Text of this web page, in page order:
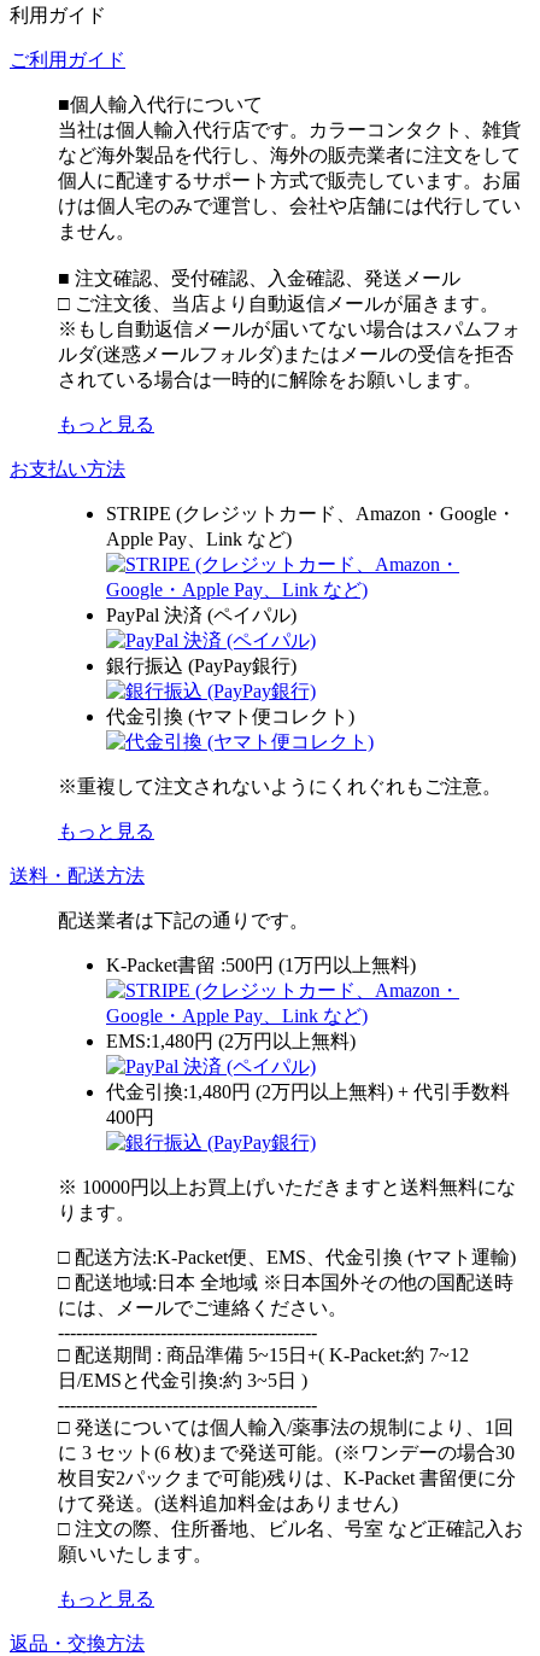
利用ガイド
ご利用ガイド
■個人輸入代行について
当社は個人輸入代行店です。カラーコンタクト、雑貨
など海外製品を代行し、海外の販売業者に注文をして
個人に配達するサポート方式で販売しています。お届
けは個人宅のみで運営し、会社や店舗には代行してい
ません。
■ 注文確認、受付確認、入金確認、発送メール
□ ご注文後、当店より自動返信メールが届きます。
※もし自動返信メールが届いてない場合はスパムフォ
ルダ(迷惑メールフォルダ)またはメールの受信を拒否
されている場合は一時的に解除をお願いします。
もっと見る
お支払い方法
STRIPE (クレジットカード、Amazon・Google・
Apple Pay、Link など)
PayPal 決済 (ペイパル)
銀行振込 (PayPay銀行)
代金引換 (ヤマト便コレクト)
※重複して注文されないようにくれぐれもご注意。
もっと見る
送料・配送方法
配送業者は下記の通りです。
K-Packet書留 :500円 (1万円以上無料)
EMS:1,480円 (2万円以上無料)
代金引換:1,480円 (2万円以上無料) + 代引手数料
400円
※ 10000円以上お買上げいただきますと送料無料にな
ります。
□ 配送方法:K-Packet便、EMS、代金引換 (ヤマト運輸)
□ 配送地域:日本 全地域 ※日本国外その他の国配送時
には、メールでご連絡ください。
-------------------------------------------
□ 配送期間 : 商品準備 5~15日+( K-Packet:約 7~12
日/EMSと代金引換:約 3~5日 )
-------------------------------------------
□ 発送については個人輸入/薬事法の規制により、1回
に 3 セット(6 枚)まで発送可能。(※ワンデーの場合30
枚目安2パックまで可能)残りは、K-Packet 書留便に分
けて発送。(送料追加料金はありません)
□ 注文の際、住所番地、ビル名、号室 など正確記入お
願いいたします。
もっと見る
返品・交換方法